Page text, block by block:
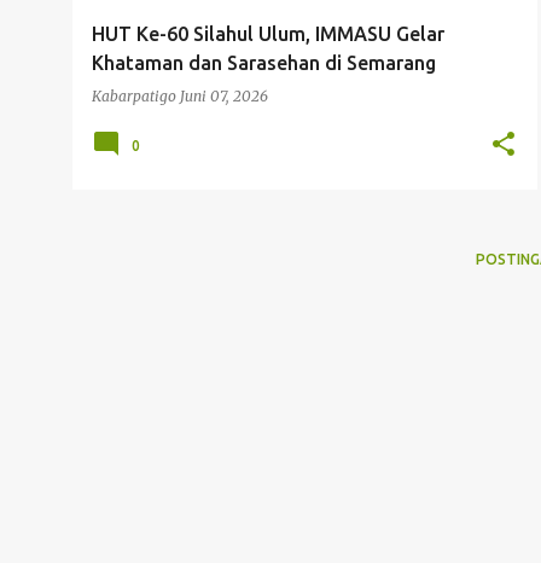
HUT Ke-60 Silahul Ulum, IMMASU Gelar
Khataman dan Sarasehan di Semarang
Kabarpatigo Juni 07, 2026
0